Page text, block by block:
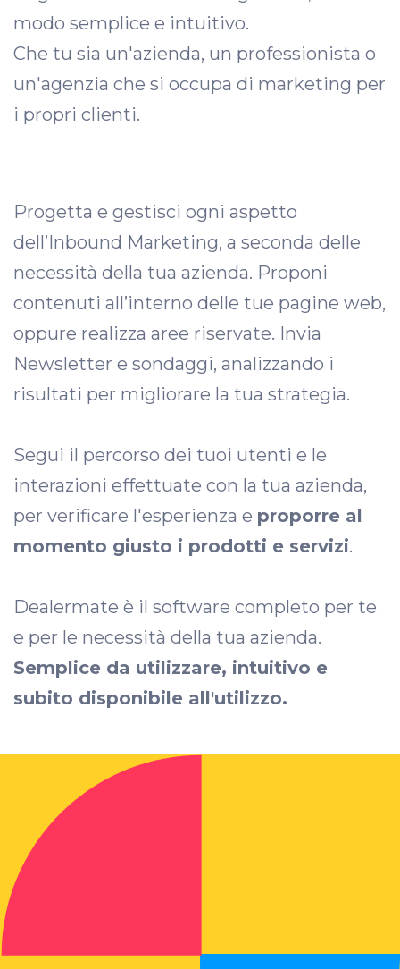
modo semplice e intuitivo.
Che tu sia un'azienda, un professionista o
un'agenzia che si occupa di marketing per
i propri clienti.
Progetta e gestisci ogni aspetto
dell’Inbound Marketing, a seconda delle
necessità della tua azienda. Proponi
contenuti all’interno delle tue pagine web,
oppure realizza aree riservate. Invia
Newsletter e sondaggi, analizzando i
risultati per migliorare la tua strategia.
Segui il percorso dei tuoi utenti e le
interazioni effettuate con la tua azienda,
per verificare l'esperienza e proporre al
momento giusto i prodotti e servizi.
Dealermate è il software completo per te
e per le necessità della tua azienda.
Semplice da utilizzare, intuitivo e
subito disponibile all'utilizzo.